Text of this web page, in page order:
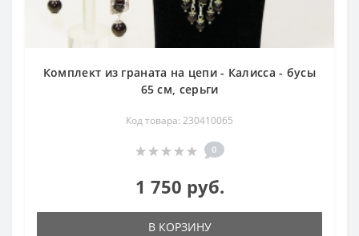
Комплект из граната на цепи - Калисса - бусы
65 см, серьги
Код товара: 230410065
0
1 750 руб.
В КОРЗИНУ